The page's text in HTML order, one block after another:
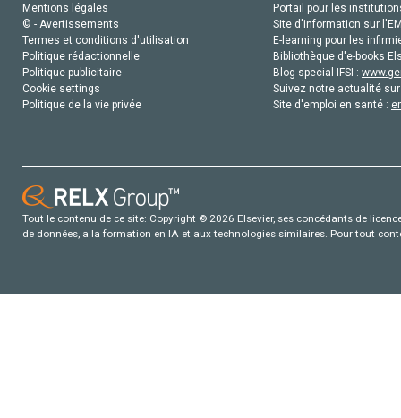
Mentions légales
© - Avertissements
Termes et conditions d'utilisation
Politique rédactionnelle
Politique publicitaire
Cookie settings
Politique de la vie privée
Portail pour les
Site d'information sur
E-learning pour les
Bibliothèque d'e-books
Blog special IFSI :
Suivez notre actualité
Site d'emploi en santé :
Tout le contenu de ce site: Copyright © 2026 Elsevier, ses concédants de
de données, a la formation en IA et aux technologies similaires. Pour tout